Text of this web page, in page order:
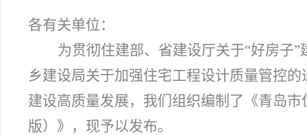
各有关单位：
为贯彻住建部、省建设厅关于“好房子
乡建设局关于加强住宅工程设计质量管控
建设高质量发展，我们组织编制了《青岛
版）》，现予以发布。